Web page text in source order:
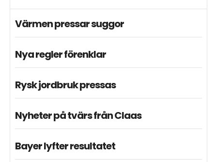
Värmen pressar suggor
Nya regler förenklar
Rysk jordbruk pressas
Nyheter på tvärs från Claas
Bayer lyfter resultatet